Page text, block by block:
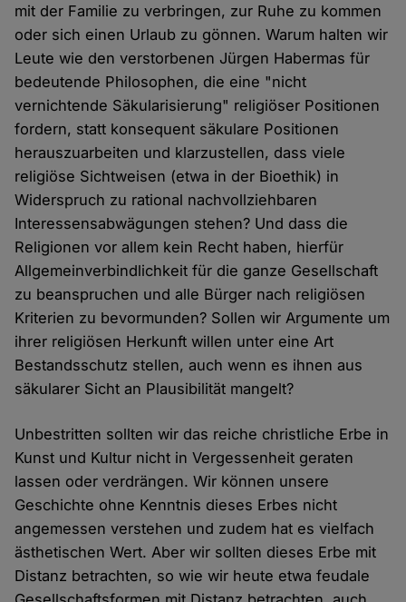
mit der Familie zu verbringen, zur Ruhe zu kommen
oder sich einen Urlaub zu gönnen. Warum halten wir
Leute wie den verstorbenen Jürgen Habermas für
bedeutende Philosophen, die eine "nicht
vernichtende Säkularisierung" religiöser Positionen
fordern, statt konsequent säkulare Positionen
herauszuarbeiten und klarzustellen, dass viele
religiöse Sichtweisen (etwa in der Bioethik) in
Widerspruch zu rational nachvollziehbaren
Interessensabwägungen stehen? Und dass die
Religionen vor allem kein Recht haben, hierfür
Allgemeinverbindlichkeit für die ganze Gesellschaft
zu beanspruchen und alle Bürger nach religiösen
Kriterien zu bevormunden? Sollen wir Argumente um
ihrer religiösen Herkunft willen unter eine Art
Bestandsschutz stellen, auch wenn es ihnen aus
säkularer Sicht an Plausibilität mangelt?
Unbestritten sollten wir das reiche christliche Erbe in
Kunst und Kultur nicht in Vergessenheit geraten
lassen oder verdrängen. Wir können unsere
Geschichte ohne Kenntnis dieses Erbes nicht
angemessen verstehen und zudem hat es vielfach
ästhetischen Wert. Aber wir sollten dieses Erbe mit
Distanz betrachten, so wie wir heute etwa feudale